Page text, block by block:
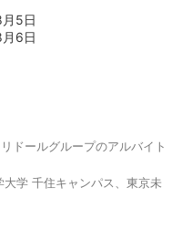
5日
6日
ドールグループのアルバイト
学 千住キャンパス、東京未